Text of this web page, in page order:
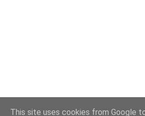
M
This site uses cookies from Google